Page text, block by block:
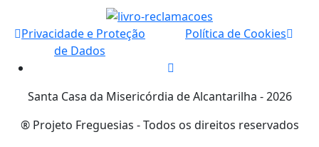
Privacidade e Proteção
de Dados
Política de Cookies
Santa Casa da Misericórdia de Alcantarilha - 2026
® Projeto Freguesias - Todos os direitos reservados